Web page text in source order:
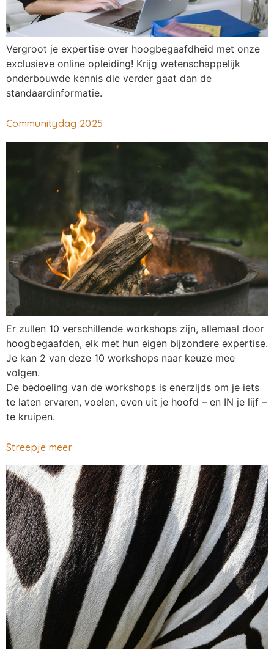
Vergroot je expertise over hoogbegaafdheid met onze
exclusieve online opleiding! Krijg wetenschappelijk
onderbouwde kennis die verder gaat dan de
standaardinformatie.
Communitydag 2025
Er zullen 10 verschillende workshops zijn, allemaal door
hoogbegaafden, elk met hun eigen bijzondere expertise.
Je kan 2 van deze 10 workshops naar keuze mee
volgen.
De bedoeling van de workshops is enerzijds om je iets
te laten ervaren, voelen, even uit je hoofd – en IN je lijf –
te kruipen.
Streepje meer